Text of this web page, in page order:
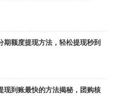
期额度提现方法，轻松提现秒到
现到账最快的方法揭秘，团购核